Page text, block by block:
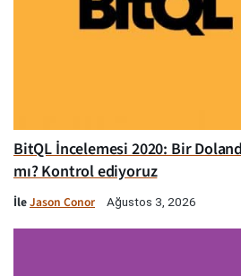
BitQL İncelemesi 2020: Bir
mı? Kontrol ediyoruz
İleJason Conor Ağustos 3, 2026